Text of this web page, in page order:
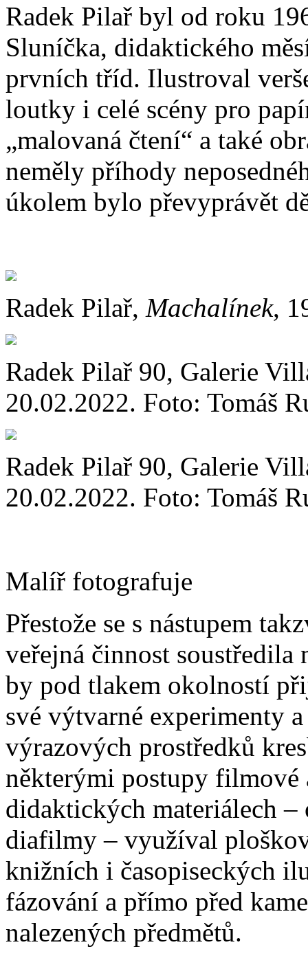
Radek Pilař byl od roku
Sluníčka, didaktického
prvních tříd. Ilustroval
loutky i celé scény pro
„malovaná čtení“ a také
neměly příhody
úkolem bylo převyprávět
Radek Pilař, Machalínek,
Radek Pilař 90, Galerie
20.02.2022. Foto: Tomáš
Radek Pilař 90, Galerie
20.02.2022. Foto: Tomáš
Malíř fotografuje
Přestože se s nástupem
veřejná činnost soustředila
by pod tlakem okolností
své výtvarné experimenty
výrazových prostředků
některými postupy filmové
didaktických materiálech
diafilmy – využíval
knižních i časopiseckých
fázování a přímo před
nalezených předmětů.